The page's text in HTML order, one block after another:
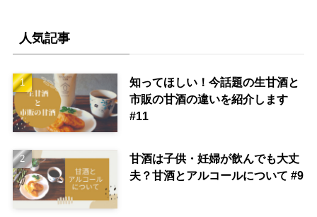
人気記事
知ってほしい！今話題の生甘酒と
市販の甘酒の違いを紹介します
#11
甘酒は子供・妊婦が飲んでも大丈
夫？甘酒とアルコールについて #9